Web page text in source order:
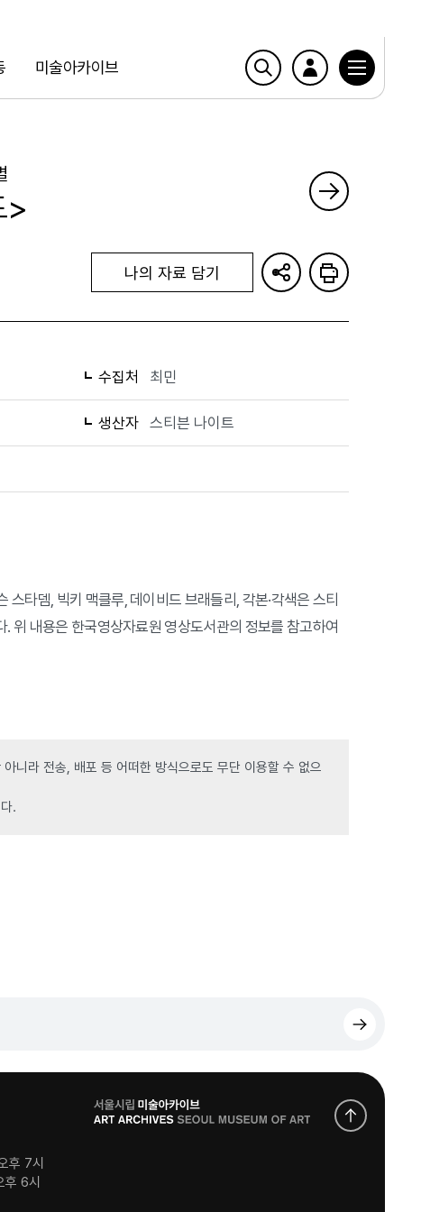
미술아카이브
>
나의 자료 담기
수집처 최민
생산자 스티븐 나이트
타뎀, 빅키 맥클루, 데이비드 브래들리, 각본·각색은 스티
위 내용은 한국영상자료원 영상도서관의 정보를 참고하여
니라 전송, 배포 등 어떠한 방식으로도 무단 이용할 수 없으
.
후 7시
6시
로
고